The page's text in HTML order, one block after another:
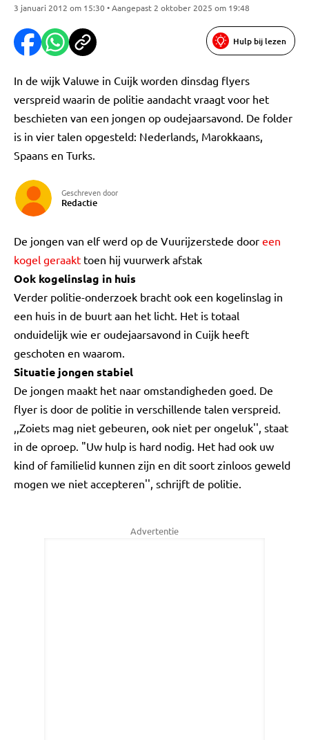
3 januari 2012 om 15:30 • Aangepast 2 oktober 2025 om 19:48
Hulp bij lezen
In de wijk Valuwe in Cuijk worden dinsdag flyers
verspreid waarin de politie aandacht vraagt voor het
beschieten van een jongen op oudejaarsavond. De folder
is in vier talen opgesteld: Nederlands, Marokkaans,
Spaans en Turks.
Geschreven door
Redactie
De jongen van elf werd op de Vuurijzerstede door een
kogel geraakt toen hij vuurwerk afstak
Ook kogelinslag in huis
Verder politie-onderzoek bracht ook een kogelinslag in
een huis in de buurt aan het licht. Het is totaal
onduidelijk wie er oudejaarsavond in Cuijk heeft
geschoten en waarom.
Situatie jongen stabiel
De jongen maakt het naar omstandigheden goed. De
flyer is door de politie in verschillende talen verspreid.
,,Zoiets mag niet gebeuren, ook niet per ongeluk'', staat
in de oproep. "Uw hulp is hard nodig. Het had ook uw
kind of familielid kunnen zijn en dit soort zinloos geweld
mogen we niet accepteren'', schrijft de politie.
Advertentie